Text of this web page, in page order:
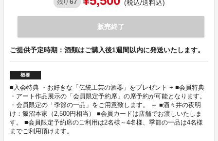
残り (税込/送料込)
販売終了
ご提供予定時期：酒類はご購入後1週間以内に発送いたします。
概要
■入会特典 ・お好きな「伝統工芸の酒器」をプレゼント + ■会員特典
・アート作品展示の「会員限定予約席」の席予約が可能となります。
・会員限定の「季節の一品」をご用意致します。 ＋ ■酒々井の夜明
け：飯沼本家（2,500円相当） ■会員カードは店舗でお渡しいたしま
す。 ■会員限定予約席のご利用は2名様～4名様、季節の一品は4名様
までご利用頂けます。